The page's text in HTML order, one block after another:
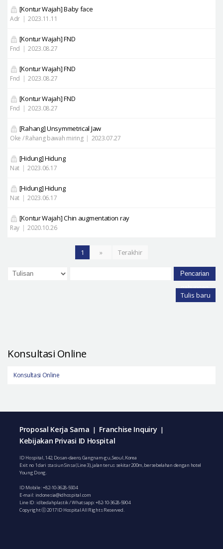
[Kontur Wajah]Baby face
Adr | 2023.11.11
[Kontur Wajah]FND
Fnd | 2023.08.27
[Kontur Wajah]FND
Fnd | 2023.08.27
[Kontur Wajah]FND
Fnd | 2023.08.27
[Rahang]Unsymmetrical Jaw
Oke / Rahang bawah miring | 2023.07.27
[Hidung]Hidung
Nat | 2023.06.17
[Hidung]Hidung
Nat | 2023.06.17
[Kontur Wajah]Chin augmentation ray
Ray | 2020.10.26
1 » Terakhir
Pencarian
gabungan
Tulis baru
Konsultasi Online
Konsultasi Online
Proposal Kerja Sama | Franchise Inquiry |
Kebijakan Privasi ID Hospital
ID Hospital, 142, Dosan-daero, Gangnam-gu, Seoul, Korea
Exit no 1 dari stasiun Sinsa (Line 3), jalan terus sekitar 200m, bersebelahan dengan hotel
Young Dong.
ID Mobile :+82-10-3628-5904
E-mail: indonesia@idhospital.com
Line ID: idbedahplastik / Whatsapp:+82-10-3628-5904
Copyright ⓒ 2017 ID Hospital All Rights Reserved.